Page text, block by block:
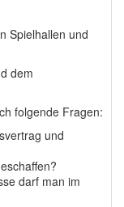
Spielhallen und
dem
folgende Fragen:
und
darf man im